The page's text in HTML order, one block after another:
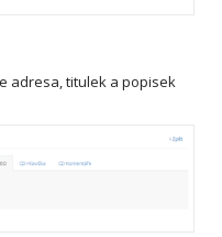
adresa, titulek a popisek